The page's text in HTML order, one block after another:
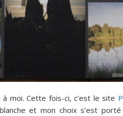
moi. Cette fois-ci, c’est le site
et mon choix s’est